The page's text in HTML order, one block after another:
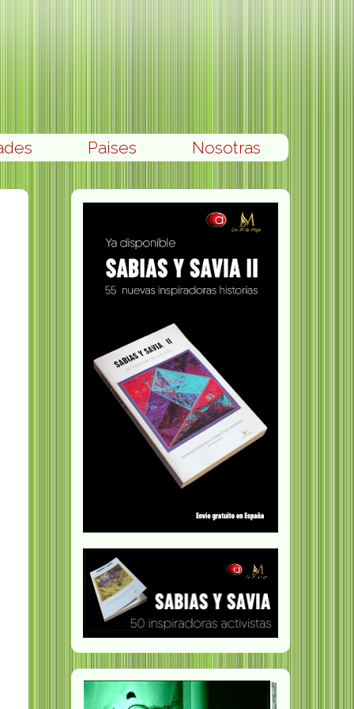
Nosotras
Paises